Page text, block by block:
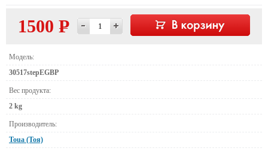
1500 Р
—
Модель:
30517stepEGBP
Вес продукта:
2 kg
Производитель:
Toua (Тоя)